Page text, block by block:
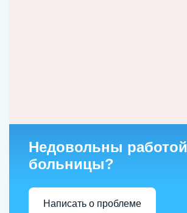
Недовольны работой
больницы?
Написать о проблеме